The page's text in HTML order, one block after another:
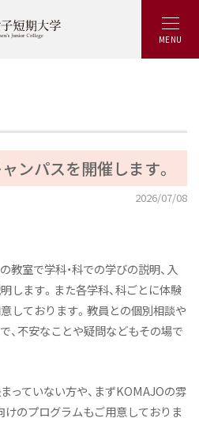
MENU
ンパスを開催します。
2026/07/08
教室で学科・科での学びの説明、入
します。また各学科、科ごとに体験
しております。教員との個別相談や
、不安なことや疑問などもその場で
っていない方や、まずKOMAJOの雰
のプログラムもご用意しておりま